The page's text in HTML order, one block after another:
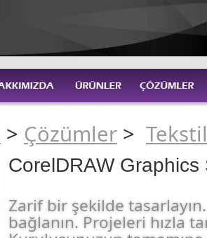
> Çözümler > Tekstil
CorelDRAW
Zarif bir şekilde
bağlanın. Projeleri hızla